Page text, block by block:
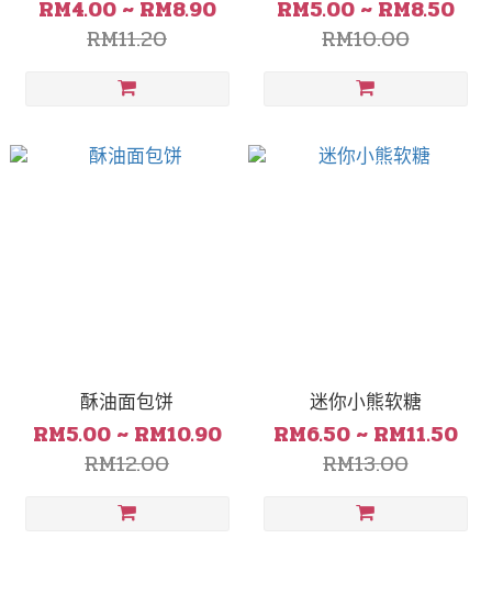
RM4.00 ~ RM8.90
RM11.20
RM5.00 ~ RM8.50
RM10.00
酥油面包饼
RM5.00 ~ RM10.90
RM12.00
迷你小熊软糖
RM6.50 ~ RM11.50
RM13.00